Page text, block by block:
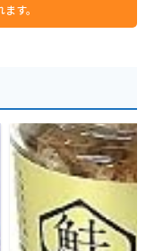
す。